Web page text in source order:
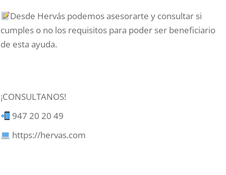
Desde Hervás podemos asesorarte y consultar si
cumples o no los requisitos para poder ser beneficiario
de esta ayuda.
¡CONSULTANOS!
947 20 20 49
https://hervas.com